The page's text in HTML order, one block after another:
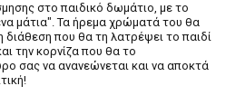
στο παιδικό δωμάτιο, με το
μάτια". Τα ήρεμα χρώματά του θα
που θα τη λατρέψει το παιδί
την κορνίζα που θα το
σας να ανανεώνεται και να αποκτά